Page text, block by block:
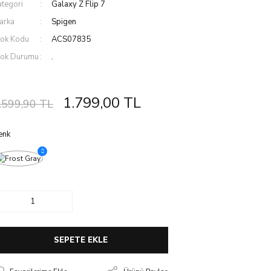
Galaxy Z Flip 7
Spigen
Kodu
ACS07835
Durumu
.
TL 1.799,00 TL
SEPETE EKLE